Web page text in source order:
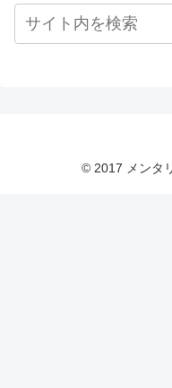
© 2017 メンタ